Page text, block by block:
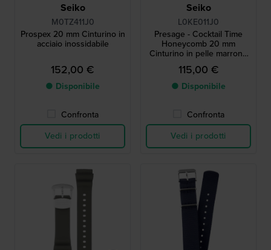
Seiko
M0TZ411J0
Prospex 20 mm Cinturino in
acciaio inossidabile
152,00 €
● Disponibile
Confronta
Vedi i prodotti
Seiko
L0KE011J0
Presage - Cocktail Time
Honeycomb 20 mm
Cinturino in pelle marrone
scuro
115,00 €
● Disponibile
Confronta
Vedi i prodotti